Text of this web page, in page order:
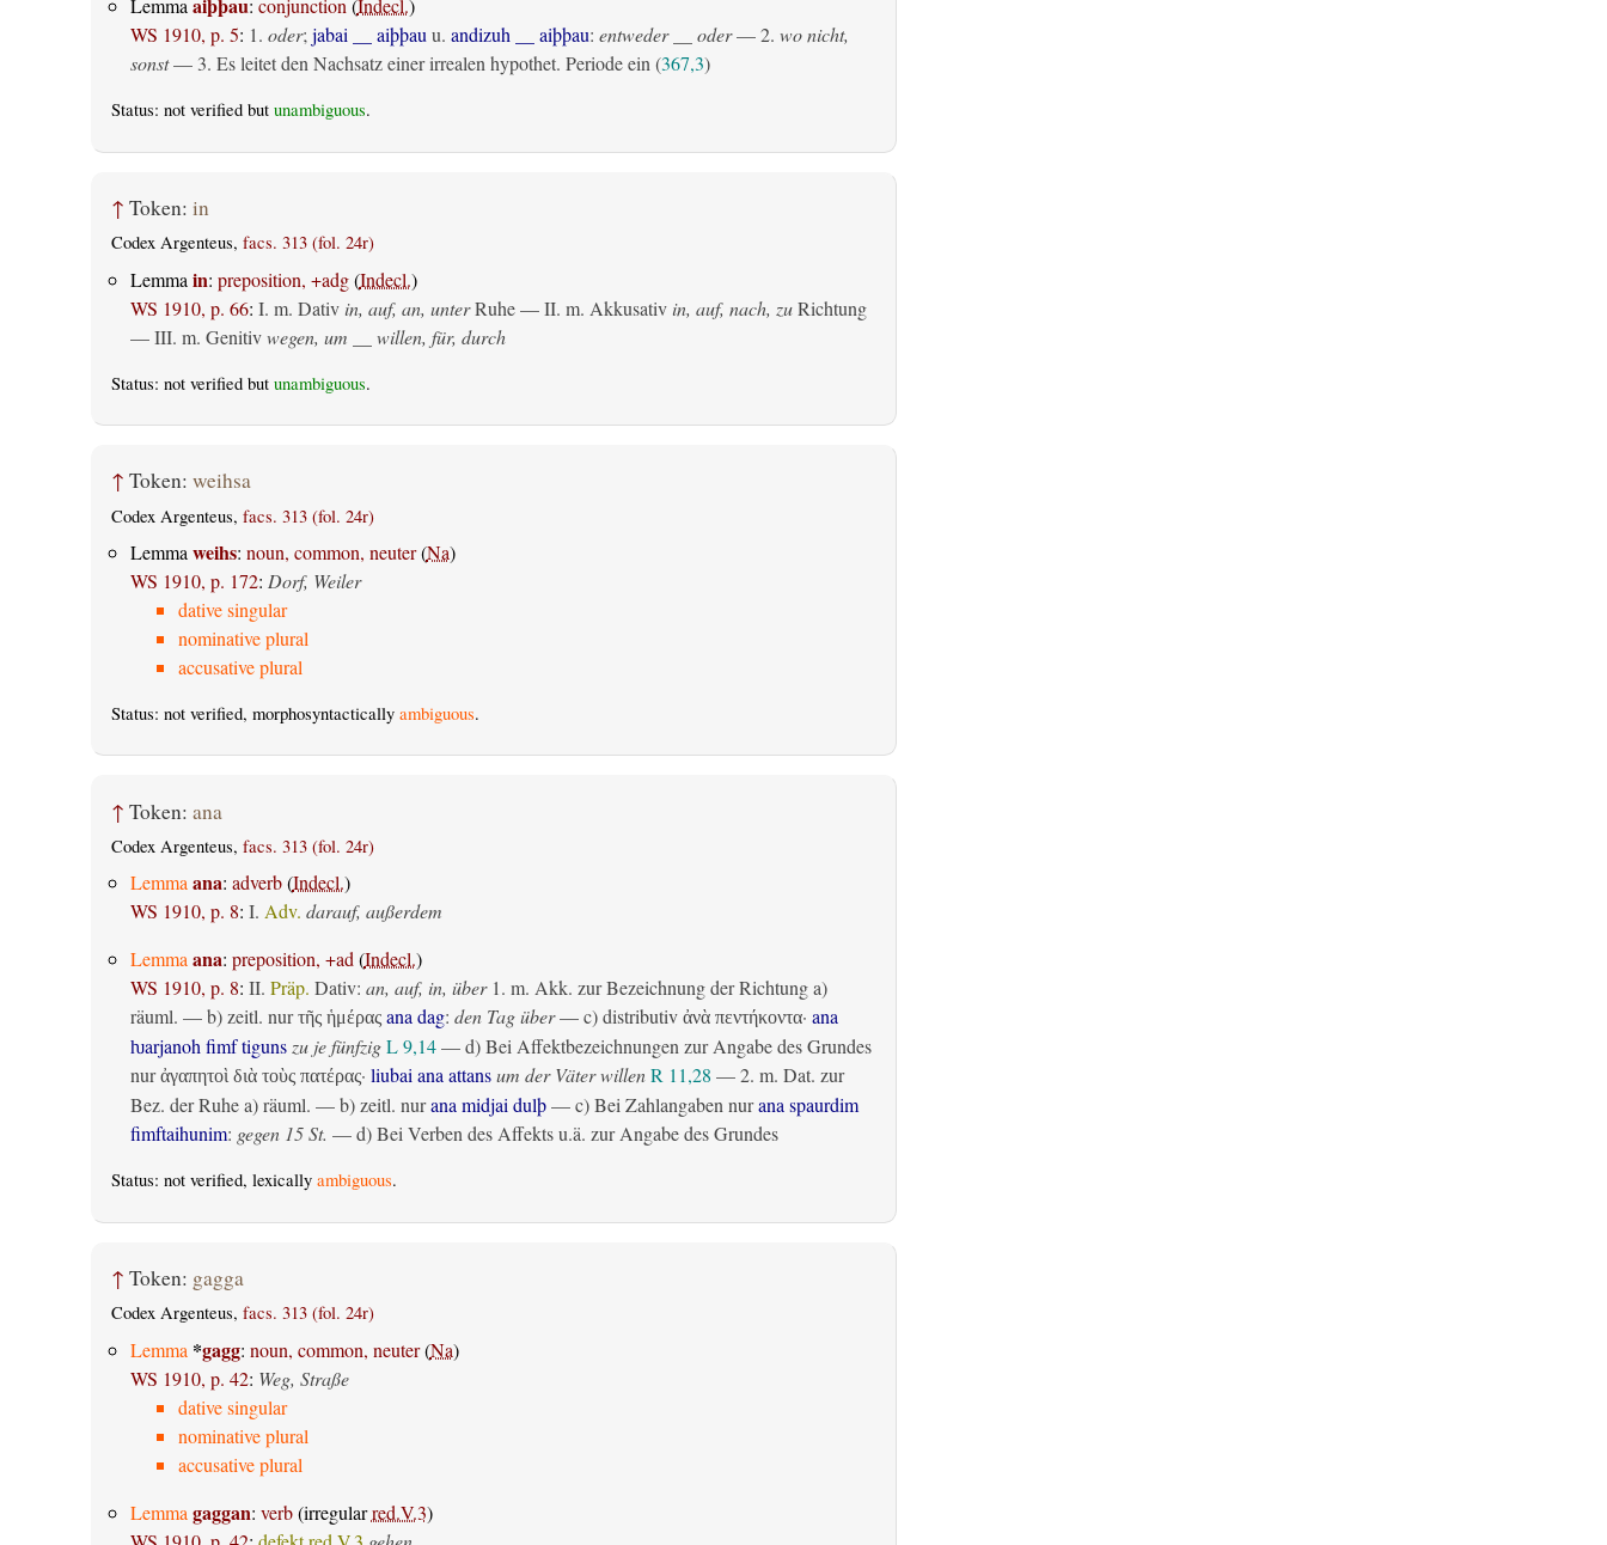
Lemmaaiþþau: conjunction(Indecl.)
WS 1910, p. 5: 1. oder;jabai __ aiþþauu. andizuh __ aiþþau: entweder __ oder— 2. wo nicht,
sonst— 3. Es leitet den Nachsatz einer irrealen hypothet. Periode ein (367,3)
Status: not verified but unambiguous.
↑ Token: in
Codex Argenteus, facs. 313 (fol. 24r)
Lemma in: preposition, +adg(Indecl.)
WS 1910, p. 66: I. m. Dativ in, auf, an, unterRuhe — II. m. Akkusativ in, auf, nach, zuRichtung
— III. m. Genitiv wegen, um __ willen, für, durch
Status: not verified but unambiguous.
↑ Token: weihsa
Codex Argenteus, facs. 313 (fol. 24r)
Lemma weihs: noun, common, neuter(Na)
WS 1910, p. 172: Dorf, Weiler
dative singular
nominative plural
accusative plural
Status: not verified, morphosyntactically ambiguous.
↑ Token: ana
Codex Argenteus, facs. 313 (fol. 24r)
Lemma ana: adverb(Indecl.)
WS 1910, p. 8: I. Adv. darauf, außerdem
Lemma ana: preposition, +ad(Indecl.)
WS 1910, p. 8: II. Präp. Dativ: an, auf, in, über1. m. Akk. zur Bezeichnung der Richtunga)
räuml. — b)zeitl. nurτῆς ἡμέρας ana dag: den Tag über— c)distributiv ἀνὰ πεντήκοντα· ana
ƕarjanoh fimf tiguns zu je fünfzig L 9,14— d) Bei Affektbezeichnungen zur Angabe des Grundes
nurἀγαπητοὶ διὰ τοὺς πατέρας· liubai ana attans um der Väter willen R 11,28 — 2. m. Dat. zur
Bez. der Ruhea)räuml. — b)zeitl. nurana midjai dulþ— c) Bei Zahlangaben nurana spaurdim
fimftaihunim: gegen 15 St. — d) Bei Verben des Affekts u.ä. zur Angabe des Grundes
Status: not verified, lexically ambiguous.
↑ Token: gagga
Codex Argenteus, facs. 313 (fol. 24r)
Lemma *gagg: noun, common, neuter(Na)
WS 1910, p. 42: Weg, Straße
dative singular
nominative plural
accusative plural
Lemma gaggan: verb(irregularred.V.3)